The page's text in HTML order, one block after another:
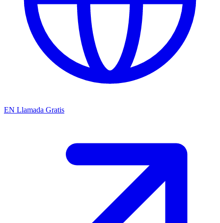
EN Llamada Gratis